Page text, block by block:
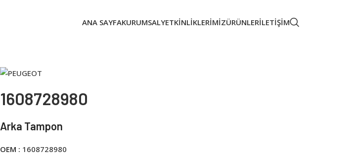
ANA SAYFAKURUMSALYETKINLIKLERIMIZÜRÜNLERİLETIŞIM
1608728980
Arka Tampon
OEM : 1608728980